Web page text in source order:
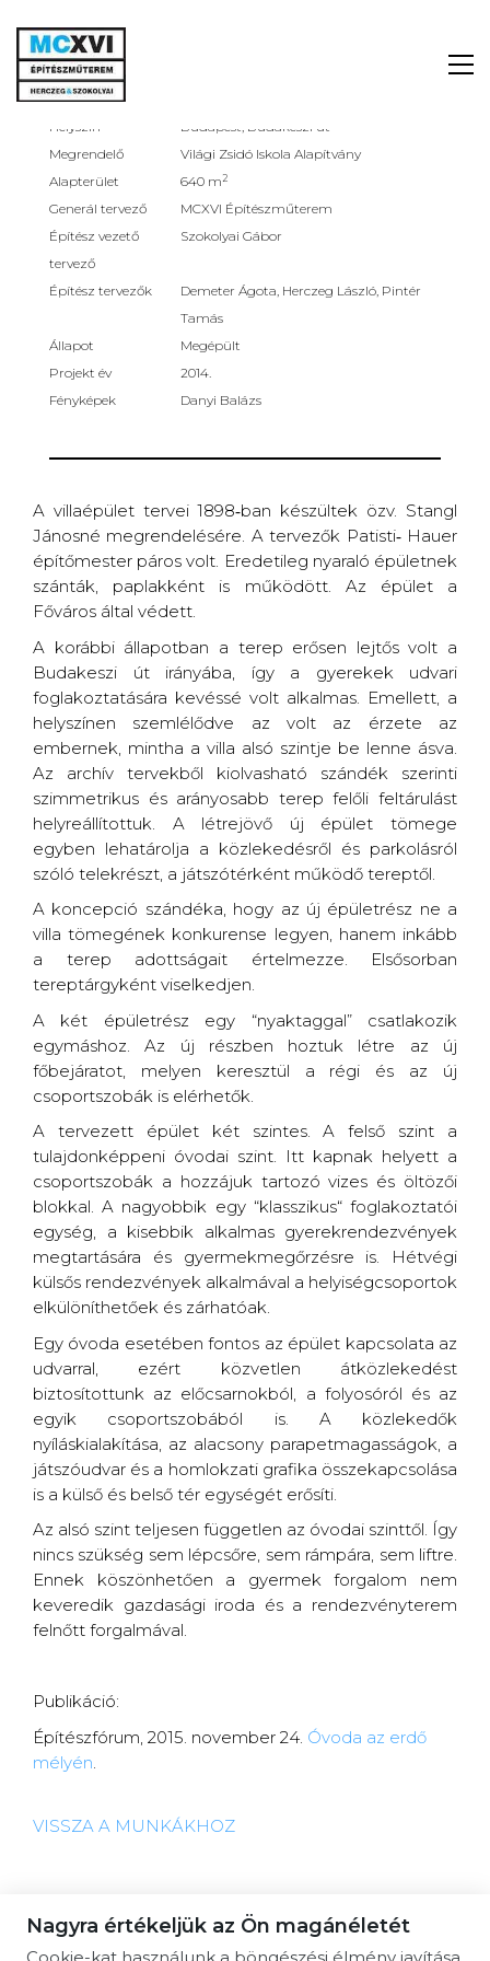
LAUDER ÓVODA BŐVÍTÉS
Helyszín
Budapest, Budakeszi út
Megrendelő
Világi Zsidó Iskola Alapítvány
Alapterület
640 m2
Generál tervező
MCXVI Építészműterem
Építész vezető
tervező
Szokolyai Gábor
Építész tervezők
Demeter Ágota, Herczeg László, Pintér
Tamás
Állapot
Megépült
Projekt év
2014.
Fényképek
Danyi Balázs
A villaépület tervei 1898‐ban készültek özv. Stangl
Jánosné megrendelésére. A tervezők Patisti‐ Hauer
építőmester páros volt. Eredetileg nyaraló épületnek
szánták, paplakként is működött. Az épület a
Főváros által védett.
A korábbi állapotban a terep erősen lejtős volt a
Budakeszi út irányába, így a gyerekek udvari
foglakoztatására kevéssé volt alkalmas. Emellett, a
helyszínen szemlélődve az volt az érzete az
embernek, mintha a villa alsó szintje be lenne ásva.
Az archív tervekből kiolvasható szándék szerinti
szimmetrikus és arányosabb terep felőli feltárulást
helyreállítottuk. A létrejövő új épület tömege
egyben lehatárolja a közlekedésről és parkolásról
szóló telekrészt, a játszótérként működő tereptől.
A koncepció szándéka, hogy az új épületrész ne a
villa tömegének konkurense legyen, hanem inkább
a terep adottságait értelmezze. Elsősorban
tereptárgyként viselkedjen.
A két épületrész egy “nyaktaggal” csatlakozik
egymáshoz. Az új részben hoztuk létre az új
főbejáratot, melyen keresztül a régi és az új
csoportszobák is elérhetők.
A tervezett épület két szintes. A felső szint a
tulajdonképpeni óvodai szint. Itt kapnak helyett a
csoportszobák a hozzájuk tartozó vizes és öltözői
blokkal. A nagyobbik egy “klasszikus“ foglakoztatói
egység, a kisebbik alkalmas gyerekrendezvények
megtartására és gyermekmegőrzésre is. Hétvégi
külsős rendezvények alkalmával a helyiségcsoportok
elkülöníthetőek és zárhatóak.
Egy óvoda esetében fontos az épület kapcsolata az
udvarral, ezért közvetlen átközlekedést
biztosítottunk az előcsarnokból, a folyosóról és az
egyik csoportszobából is. A közlekedők
nyíláskialakítása, az alacsony parapetmagasságok, a
játszóudvar és a homlokzati grafika összekapcsolása
is a külső és belső tér egységét erősíti.
Az alsó szint teljesen független az óvodai szinttől. Így
nincs szükség sem lépcsőre, sem rámpára, sem liftre.
Ennek köszönhetően a gyermek forgalom nem
keveredik gazdasági iroda és a rendezvényterem
felnőtt forgalmával.
Publikáció:
Építészfórum, 2015. november 24. Óvoda az erdő
mélyén
VISSZA A MUNKÁKHOZ
Nagyra értékeljük az Ön magánéletét